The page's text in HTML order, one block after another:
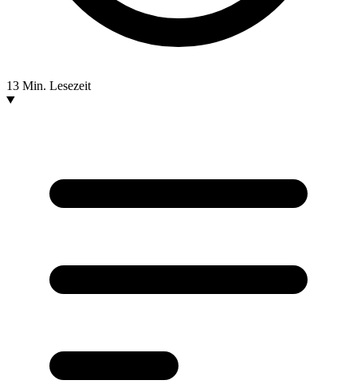
13 Min. Lesezeit